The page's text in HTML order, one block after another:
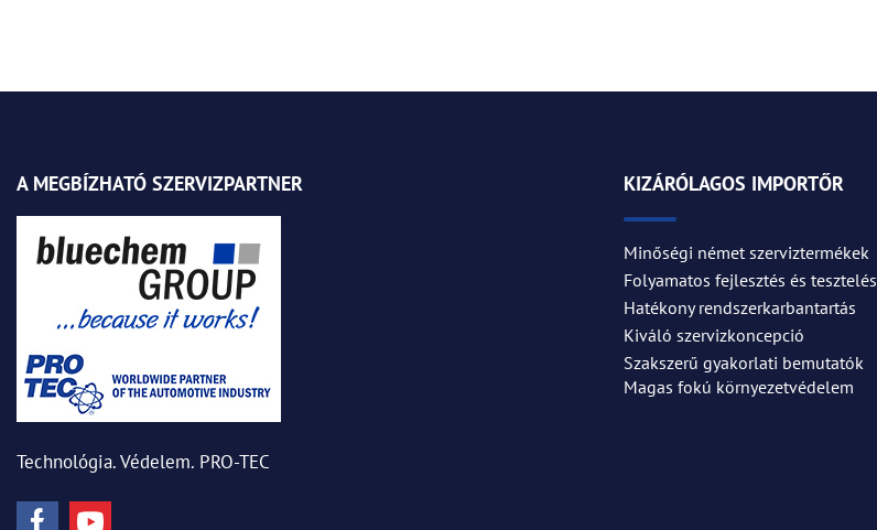
A MEGBÍZHATÓ SZERVIZPARTNER
Technológia. Védelem. PRO-TEC
KIZÁRÓLAGOS IMPORTŐR
Minőségi német szerviztermékek
Folyamatos fejlesztés és tesztelés
Hatékony rendszerkarbantartás
Kiváló szervizkoncepció
Szakszerű gyakorlati bemutatók
Magas fokú környezetvédelem